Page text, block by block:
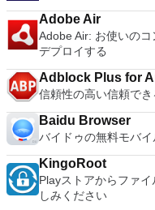
Adobe Air
Adobe Air: お使いの
デプロイする
Adblock Plus for
信頼性の高い信頼で
Baidu Browser
バイドゥの無料モバ
KingoRoot
Playストアからファ
しみください